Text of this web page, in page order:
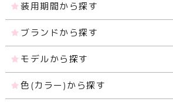
装用期間から探す
ブランドから探す
モデルから探す
色(カラー)から探す